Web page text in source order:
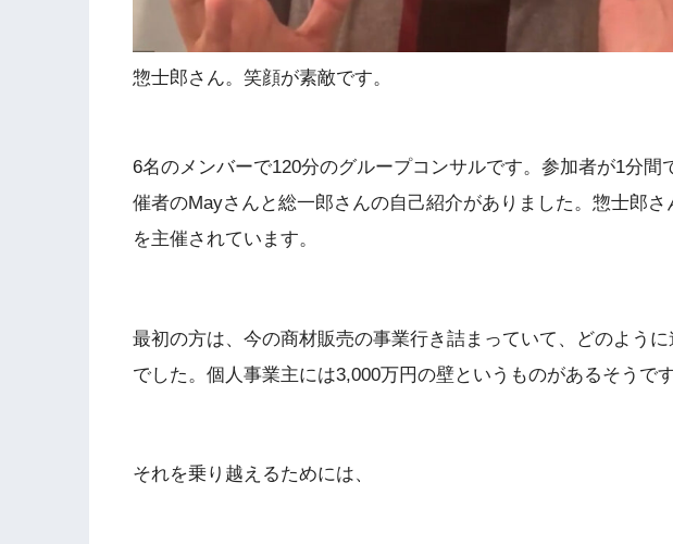
惣士郎さん。笑顔が素敵です。
6名のメンバーで120分のグループコンサルです。参加者が1分間
催者のMayさんと総一郎さんの自己紹介がありました。惣士郎さ
を主催されています。
最初の方は、今の商材販売の事業行き詰まっていて、どのよう
でした。個人事業主には3,000万円の壁というものがあるそうです
それを乗り越えるためには、